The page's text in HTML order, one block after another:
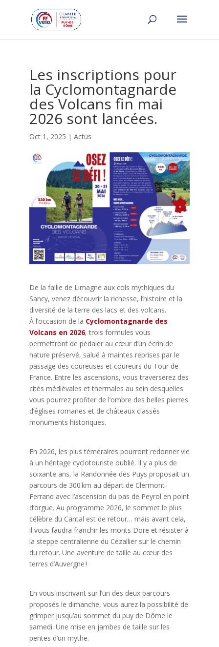
Les inscriptions pour
la Cyclomontagnarde
des Volcans fin mai
2026 sont lancées.
Oct 1, 2025 | Actus
De la faille de Limagne aux cols mythiques du
Sancy, venez découvrir la richesse, l’histoire et la
diversité de la terre des lacs et des volcans.
À l’occasion de la Cyclomontagnarde des
Volcans en 2026, trois formules vous
permettront de pédaler au cœur d’un écrin de
nature préservé, salué à maintes reprises par le
passage des coureuses et coureurs du Tour de
France. Entre les ascensions, vous traverserez des
cités médiévales et thermales au sein desquelles
vous pourrez profiter de l’ombre des belles pierres
d’églises romanes et de châteaux classés
monuments historiques.
En 2026, les plus téméraires pourront redonner vie
à un héritage cyclotouriste oublié. Il y a plus de
soixante ans, la Randonnée des Puys proposait un
parcours de 300 km au départ de Clermont-
Ferrand avec l’ascension du pas de Peyrol en point
d’orgue. Au programme 2026, le sommet le plus
célèbre du Cantal est de retour… mais avant cela,
il vous faudra franchir les monts Dore et résister à
la steppe centralienne du Cézallier sur le chemin
du retour. Une aventure de taille au cœur des
terres d’Auvergne !
En vous inscrivant sur l’un des deux parcours
proposés le dimanche, vous aurez la possibilité de
grimper jusqu’au sommet du puy de Dôme le
samedi. Une mise en jambes de taille sur les
pentes d’un mythe.